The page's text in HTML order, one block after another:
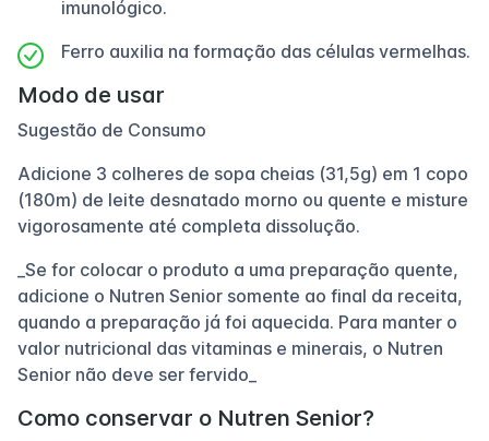
imunológico.
Ferro auxilia na formação das células vermelhas.
Modo de usar
Sugestão de Consumo
Adicione 3 colheres de sopa cheias (31,5g) em 1 copo
(180m) de leite desnatado morno ou quente e misture
vigorosamente até completa dissolução.
_Se for colocar o produto a uma preparação quente,
adicione o Nutren Senior somente ao final da receita,
quando a preparação já foi aquecida. Para manter o
valor nutricional das vitaminas e minerais, o Nutren
Senior não deve ser fervido_
Como conservar o Nutren Senior?